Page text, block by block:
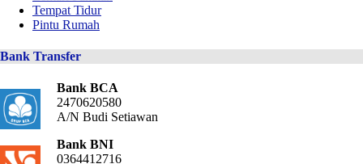
Tempat Tidur
Pintu Rumah
Bank Transfer
Bank BCA
2470620580
A/N Budi Setiawan
Bank BNI
0364412716